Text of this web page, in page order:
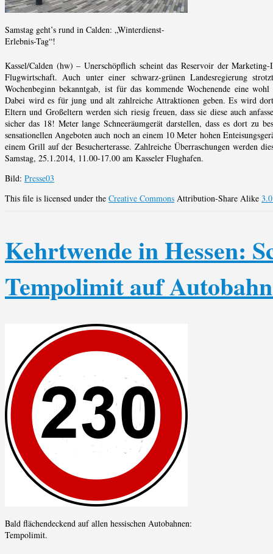
Samstag geht’s rund in Calden: „Winterdienst-
Erlebnis-Tag“!
Kassel/Calden (hw) – Unerschöpflich scheint das Reservoir der
Flugwirtschaft. Auch unter einer schwarz-grünen Landesregierung
Wochenbeginn bekanntgab, ist für das kommende Wochenende eine
Dabei wird es für jung und alt zahlreiche Attraktionen geben. Es wird
Eltern und Großeltern werden sich riesig freuen, dass sie diese auch
sicher das 18! Meter lange Schneeräumgerät darstellen, dass es dort zu
sensationellen Angeboten auch noch an einem 10 Meter hohen
einem Grill auf der Besucherterasse. Zahlreiche Überraschungen werden
Samstag, 25.1.2014, 11.00-17.00 am Kasseler Flughafen.
Bild: Presse03
This file is licensed under the Creative Commons Attribution-Share Alike
Kehrtwende in Hessen:
Tempolimit auf
Bald flächendeckend auf allen hessischen Autobahnen:
Tempolimit.